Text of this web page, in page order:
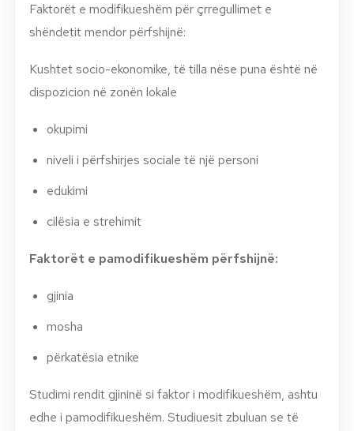
Faktorët e modifikueshëm për çrregullimet e
shëndetit mendor përfshijnë:
Kushtet socio-ekonomike, të tilla nëse puna është në
dispozicion në zonën lokale
okupimi
niveli i përfshirjes sociale të një personi
edukimi
cilësia e strehimit
Faktorët e pamodifikueshëm përfshijnë:
gjinia
mosha
përkatësia etnike
Studimi rendit gjininë si faktor i modifikueshëm, ashtu
edhe i pamodifikueshëm. Studiuesit zbuluan se të